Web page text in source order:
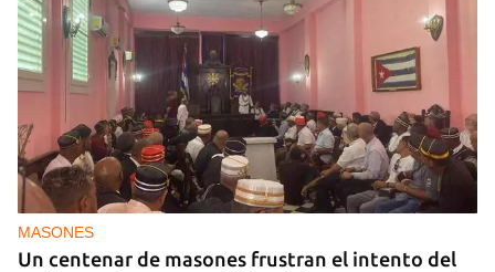
MASONES
Un centenar de masones frustran el intento del